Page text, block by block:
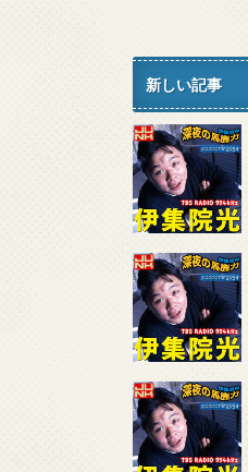
新しい記事